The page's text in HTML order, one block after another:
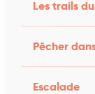
Les trails
Pêcher
Escalade